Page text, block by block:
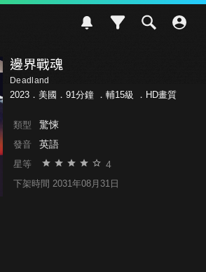
邊界戰魂
Deadland
2023．美國．91分鐘 ． 輔15級 ．HD畫質
類型 驚悚
發音 英語
星等 4
下架時間 2031年08月31日